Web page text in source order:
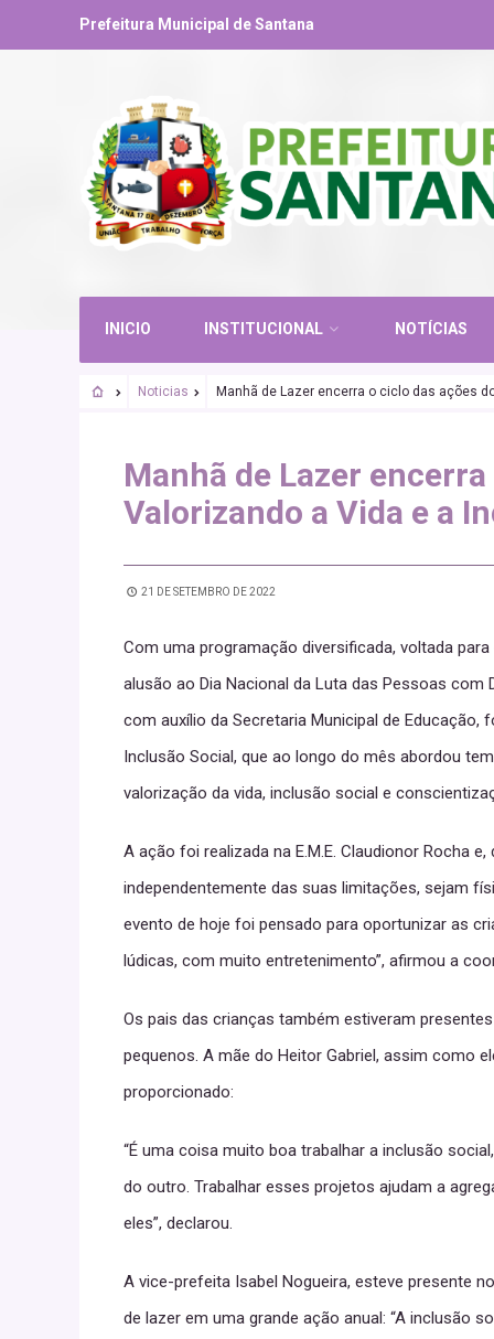
Prefeitura Municipal de Santana
INICIO INSTITUCIONAL NOTÍCIAS
Noticias Manhã de Lazer encerra o ciclo das ações
Manhã de Lazer
Valorizando a Vida e a
21 DE SETEMBRO DE 2022
Com uma programação diversificada, voltada
alusão ao Dia Nacional da Luta das Pessoas com
com auxílio da Secretaria Municipal de
Inclusão Social, que ao longo do mês abordou
valorização da vida, inclusão social e
A ação foi realizada na E.M.E. Claudionor Rocha
independentemente das suas limitações, sejam
evento de hoje foi pensado para oportunizar as
lúdicas, com muito entretenimento”, afirmou a
Os pais das crianças também estiveram
pequenos. A mãe do Heitor Gabriel, assim como
proporcionado:
“É uma coisa muito boa trabalhar a inclusão
do outro. Trabalhar esses projetos ajudam a
eles”, declarou.
A vice-prefeita Isabel Nogueira, esteve presente
de lazer em uma grande ação anual: “A inclusão